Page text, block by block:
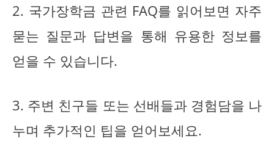
2. 국가장학금 관련 FAQ를 읽어보면 자주
묻는 질문과 답변을 통해 유용한 정보를
얻을 수 있습니다.
3. 주변 친구들 또는 선배들과 경험담을 나
누며 추가적인 팁을 얻어보세요.